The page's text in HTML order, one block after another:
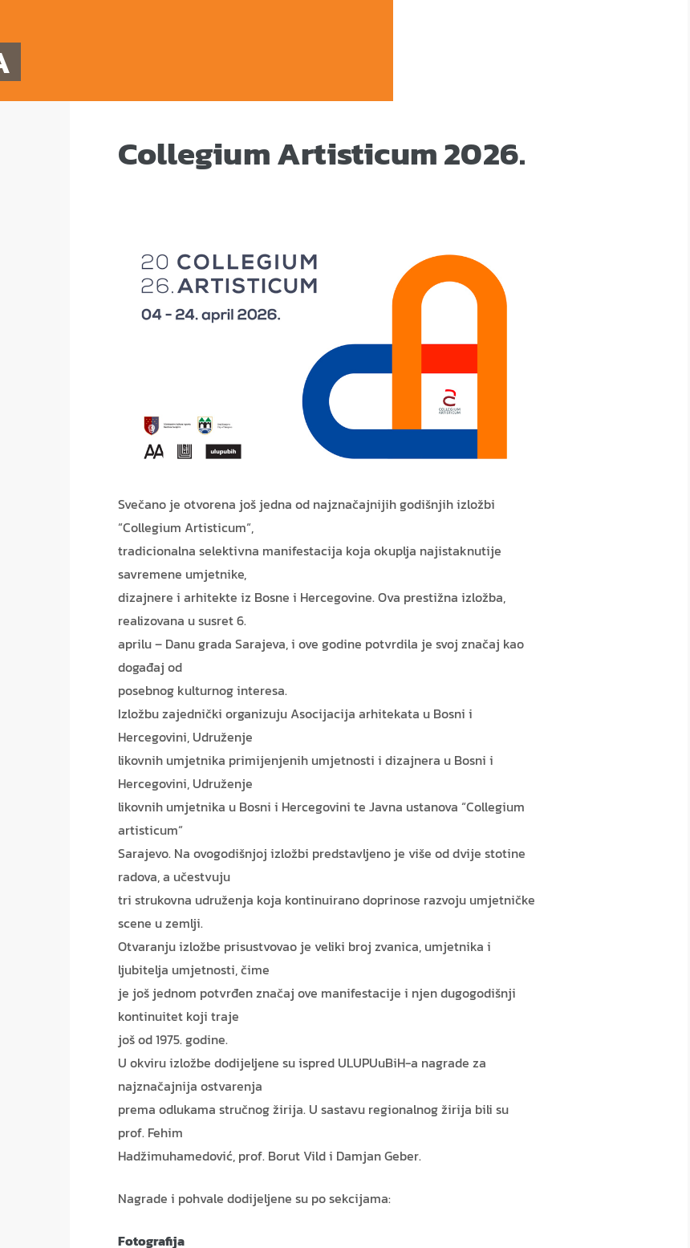
Collegium Artisticum 2026.
Svečano je otvorena još jedna od najznačajnijih godišnjih izložbi
“Collegium Artisticum“,
tradicionalna selektivna manifestacija koja okuplja najistaknutije
savremene umjetnike,
dizajnere i arhitekte iz Bosne i Hercegovine. Ova prestižna izložba,
realizovana u susret 6.
aprilu – Danu grada Sarajeva, i ove godine potvrdila je svoj značaj kao
događaj od
posebnog kulturnog interesa.
Izložbu zajednički organizuju Asocijacija arhitekata u Bosni i
Hercegovini, Udruženje
likovnih umjetnika primijenjenih umjetnosti i dizajnera u Bosni i
Hercegovini, Udruženje
likovnih umjetnika u Bosni i Hercegovini te Javna ustanova “Collegium
artisticum“
Sarajevo. Na ovogodišnjoj izložbi predstavljeno je više od dvije stotine
radova, a učestvuju
tri strukovna udruženja koja kontinuirano doprinose razvoju umjetničke
scene u zemlji.
Otvaranju izložbe prisustvovao je veliki broj zvanica, umjetnika i
ljubitelja umjetnosti, čime
je još jednom potvrđen značaj ove manifestacije i njen dugogodišnji
kontinuitet koji traje
još od 1975. godine.
U okviru izložbe dodijeljene su ispred ULUPUuBiH-a nagrade za
najznačajnija ostvarenja
prema odlukama stručnog žirija. U sastavu regionalnog žirija bili su
prof. Fehim
Hadžimuhamedović, prof. Borut Vild i Damjan Geber.
Nagrade i pohvale dodijeljene su po sekcijama:
Fotografija